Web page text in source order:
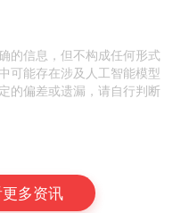
的信息，但不构成任何形式
可能存在涉及人工智能模型
的偏差或遗漏，请自行判断
多资讯